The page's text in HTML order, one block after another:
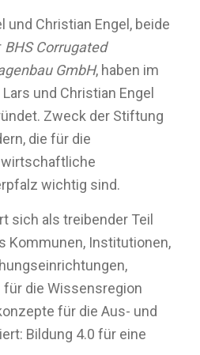
und Christian Engel, beide
BHS Corrugated
GmbH, haben im
und Christian Engel
Zweck der Stiftung
die für die
wichtig sind.
sich als treibender Teil
Kommunen, Institutionen,
für die Wissensregion
für die Aus- und
Bildung 4.0 für eine